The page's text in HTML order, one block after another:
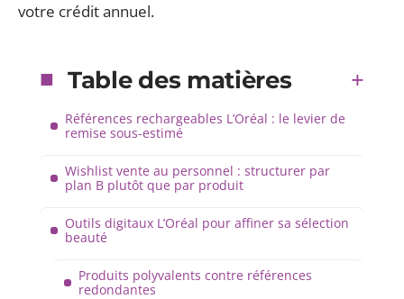
votre crédit annuel.
Table des matières
Références rechargeables L’Oréal : le levier de
remise sous-estimé
Wishlist vente au personnel : structurer par
plan B plutôt que par produit
Outils digitaux L’Oréal pour affiner sa sélection
beauté
Produits polyvalents contre références
redondantes